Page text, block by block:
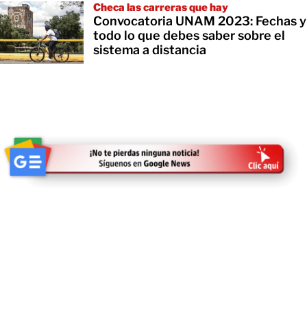
Checa las carreras que hay
Convocatoria UNAM 2023: Fechas y
todo lo que debes saber sobre el
sistema a distancia